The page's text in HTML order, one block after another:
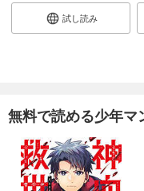
試し読み
無料で読める少年マ